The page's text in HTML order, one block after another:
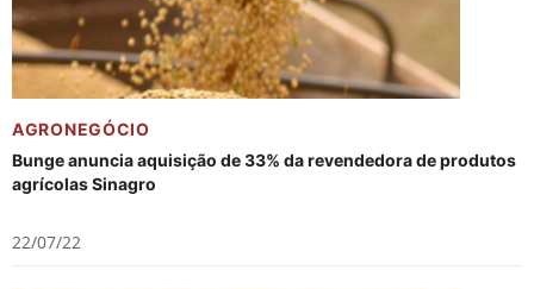
AGRONEGÓCIO
Bunge anuncia aquisição de 33% da revendedora de produtos
agrícolas Sinagro
22/07/22